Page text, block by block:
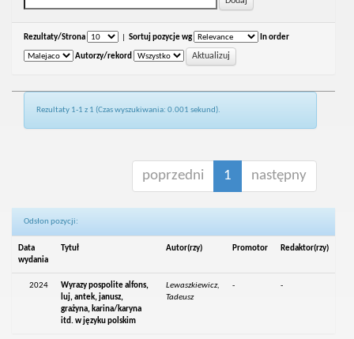
Rezultaty/Strona Sortuj pozycje wg In order
Autorzy/rekord
Rezultaty 1-1 z 1 (Czas wyszukiwania: 0.001 sekund).
poprzedni 1 następny
Odsłon pozycji:
Data
wydania
Tytuł Autor(rzy) Promotor Redaktor(rzy)
2024
Wyrazy pospolite alfons,
luj, antek, janusz,
grażyna, karina/karyna
itd. w języku polskim
Lewaszkiewicz,
Tadeusz
- -